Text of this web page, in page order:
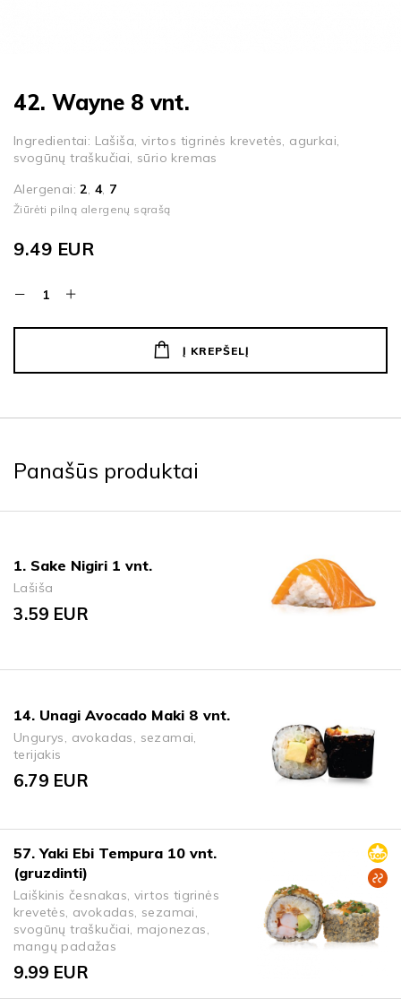
42. Wayne 8 vnt.
Ingredientai: Lašiša, virtos tigrinės krevetės, agurkai,
svogūnų traškučiai, sūrio kremas
Alergenai:2, 4, 7
Žiūrėti pilną alergenų sąrašą
9.49 EUR
Į KREPŠELĮ
Panašūs produktai
1. Sake Nigiri 1 vnt.
Lašiša
3.59 EUR
14. Unagi Avocado Maki 8 vnt.
Ungurys, avokadas, sezamai,
terijakis
6.79 EUR
57. Yaki Ebi Tempura 10 vnt.
(gruzdinti)
Laiškinis česnakas, virtos tigrinės
krevetės, avokadas, sezamai,
svogūnų traškučiai, majonezas,
mangų padažas
9.99 EUR